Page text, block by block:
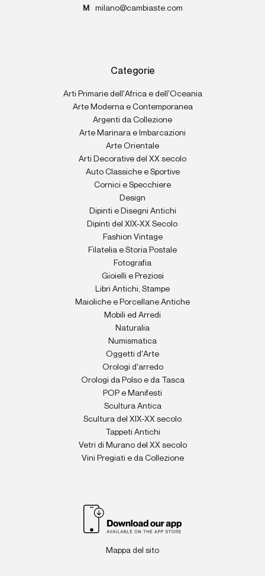
M
milano@cambiaste.com
Categorie
Arti Primarie dell'Africa e dell'Oceania
Arte Moderna e Contemporanea
Argenti da Collezione
Arte Marinara e Imbarcazioni
Arte Orientale
Arti Decorative del XX secolo
Auto Classiche e Sportive
Cornici e Specchiere
Design
Dipinti e Disegni Antichi
Dipinti del XIX-XX Secolo
Fashion Vintage
Filatelia e Storia Postale
Fotografia
Gioielli e Preziosi
Libri Antichi, Stampe
Maioliche e Porcellane Antiche
Mobili ed Arredi
Naturalia
Numismatica
Oggetti d'Arte
Orologi d'arredo
Orologi da Polso e da Tasca
POP e Manifesti
Scultura Antica
Scultura del XIX-XX secolo
Tappeti Antichi
Vetri di Murano del XX secolo
Vini Pregiati e da Collezione
Mappa del sito